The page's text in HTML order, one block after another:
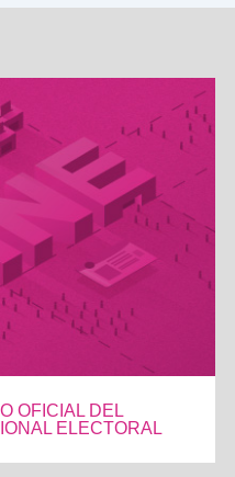
OFICIAL DEL
ELECTORAL